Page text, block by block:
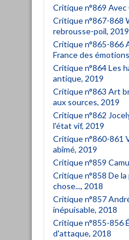
Critique n°869
Critique n°867-868
rebrousse-poil, 2019
Critique n°865-866
France des
Critique n°864 Les
antique, 2019
Critique n°863 Art
aux sources, 2019
Critique n°862
l'état vif, 2019
Critique n°860-861
abîmé, 2019
Critique n°859
Critique n°858 De
chose..., 2018
Critique n°857
inépuisable, 2018
Critique n°855-856
d'attaque, 2018